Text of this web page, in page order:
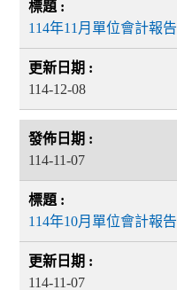
114年11月單位會計報告
114-12-08
114-11-07
114年10月單位會計報告
114-11-07